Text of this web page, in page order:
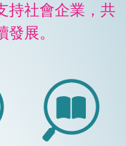
持社會企業，共
展。